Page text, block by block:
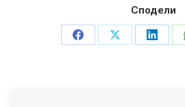
Сподели
Share
Share
Share